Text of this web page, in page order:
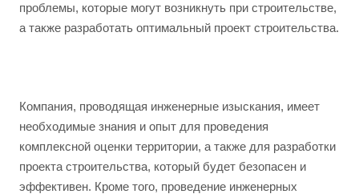
проблемы, которые могут возникнуть при строительстве,
а также разработать оптимальный проект строительства.
Компания, проводящая инженерные изыскания, имеет
необходимые знания и опыт для проведения
комплексной оценки территории, а также для разработки
проекта строительства, который будет безопасен и
эффективен. Кроме того, проведение инженерных